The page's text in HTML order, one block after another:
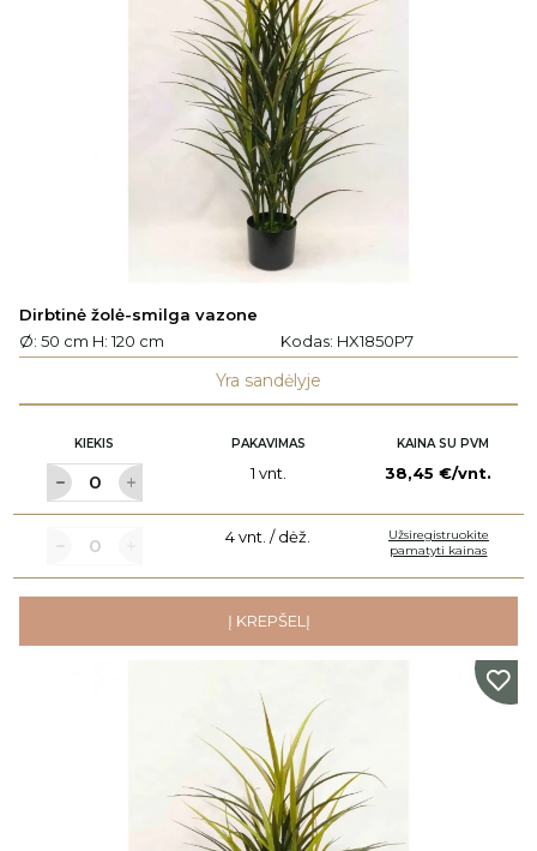
Dirbtinė žolė-smilga vazone
Ø: 50 cm H: 120 cm
Kodas: HX1850P7
Yra sandėlyje
KIEKIS PAKAVIMAS KAINA SU PVM
1 vnt. 38,45 €/vnt.
4 vnt. / dėž.
Užsiregistruokite
pamatyti kainas
Į KREPŠELĮ